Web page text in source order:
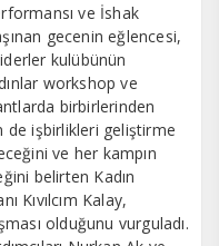
ve İshak
gecenin eğlencesi,
kulübünün
workshop ve
birbirlerinden
de işbirlikleri geliştirme
ve her kampın
belirten Kadın
Kıvılcım Kalay,
olduğunu vurguladı.